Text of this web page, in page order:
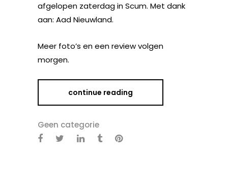
afgelopen zaterdag in Scum. Met dank
aan: Aad Nieuwland.
Meer foto’s en een review volgen
morgen.
continue reading
Geen categorie